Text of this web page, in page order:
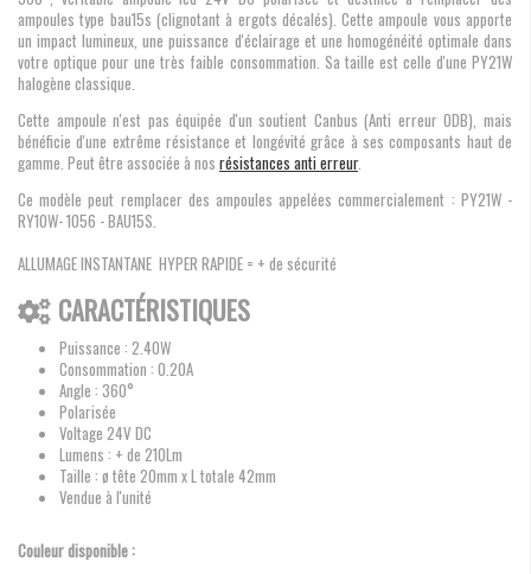
ampoules type bau15s (clignotant à ergots décalés). Cette ampoule vous apporte
un impact lumineux, une puissance d'éclairage et une homogénéité optimale dans
votre optique pour une très faible consommation. Sa taille est celle d'une PY21W
halogène classique.
Cette ampoule n'est pas équipée d'un soutient Canbus (Anti erreur ODB), mais
bénéficie d'une extrême résistance et longévité grâce à ses composants haut de
gamme. Peut être associée à nos résistances anti erreur.
Ce modèle peut remplacer des ampoules appelées commercialement : PY21W -
RY10W- 1056 - BAU15S.
ALLUMAGE INSTANTANE HYPER RAPIDE = + de sécurité
CARACTÉRISTIQUES
Puissance : 2.40W
Consommation : 0.20A
Angle : 360°
Polarisée
Voltage 24V DC
Lumens : + de 210Lm
Taille : ø tête 20mm x L totale 42mm
Vendue à l'unité
Couleur disponible :